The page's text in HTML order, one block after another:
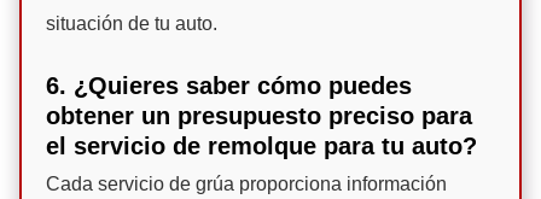
situación de tu auto.
6. ¿Quieres saber cómo puedes
obtener un presupuesto preciso para
el servicio de remolque para tu auto?
Cada servicio de grúa proporciona información